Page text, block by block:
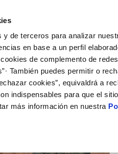
y de terceros para analizar
en base a un perfil
de complemento de
También puedes permitir o
cookies”, equivaldrá a
indispensables para que el
más información en nuestra
de titular
de suministro
Tu Servicio
AL CLIENTE
contacto
y afectaciones
Tu Agua
del agua
consumidor
DE GESTIÓN Y CERTIFICADOS
MEDIDAS ANTIFRAUDE